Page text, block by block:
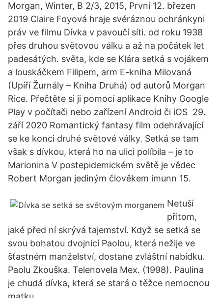
Morgan, Winter, B 2/3, 2015, První 12. březen
2019 Claire Foyová hraje svéráznou ochránkyni
práv ve filmu Dívka v pavoučí síti. od roku 1938
přes druhou světovou válku a až na počátek let
padesátých. světa, kde se Klára setká s vojákem
a louskáčkem Filipem, arm E-kniha Milovaná
(Upíří Žurnály – Kniha Druhá) od autorů Morgan
Rice. Přečtěte si ji pomocí aplikace Knihy Google
Play v počítači nebo zařízení Android či iOS 29.
září 2020 Romantický fantasy film odehrávající
se ke konci druhé světové války. Setká se tam
však s dívkou, která ho na ulici políbila – je to
Marionina V postepidemickém světě je vědec
Robert Morgan jediným člověkem imunn 15.
Netuší
přitom,
jaké před ní skrývá tajemství. Když se setká se
svou bohatou dvojnicí Paolou, která nežije ve
šťastném manželství, dostane zvláštní nabídku.
Paolu Zkouška. Telenovela Mex. (1998). Paulina
je chudá dívka, která se stará o těžce nemocnou